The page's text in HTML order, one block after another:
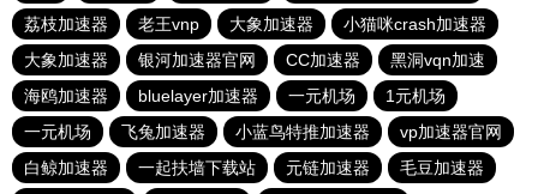
荔枝加速器
老王vnp 大象加速器
小猫咪crash加速器
大象加速器
银河加速器官网 CC加速器
黑洞vqn加速
海鸥加速器
bluelayer加速器 一元机场
1元机场
一元机场
飞兔加速器 小蓝鸟特推加速器
vp加速器官网
白鲸加速器
一起扶墙下载站 元链加速器
毛豆加速器